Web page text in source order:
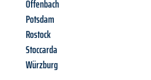
Offenbach
Potsdam
Rostock
Stoccarda
Würzburg